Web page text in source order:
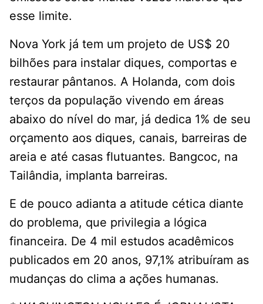
esse limite.
Nova York já tem um projeto de US$ 20
bilhões para instalar diques, comportas e
restaurar pântanos. A Holanda, com dois
terços da população vivendo em áreas
abaixo do nível do mar, já dedica 1% de seu
orçamento aos diques, canais, barreiras de
areia e até casas flutuantes. Bangcoc, na
Tailândia, implanta barreiras.
E de pouco adianta a atitude cética diante
do problema, que privilegia a lógica
financeira. De 4 mil estudos acadêmicos
publicados em 20 anos, 97,1% atribuíram as
mudanças do clima a ações humanas.